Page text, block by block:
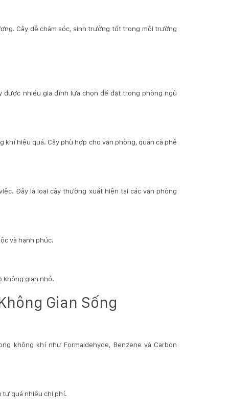
Cây dễ chăm sóc, sinh trưởng tốt trong môi trường
được nhiều gia đình lựa chọn để đặt trong phòng ngủ
khí hiệu quả. Cây phù hợp cho văn phòng, quán cà phê
Đây là loại cây thường xuất hiện tại các văn phòng
và hạnh phúc.
không gian nhỏ.
Gian Sống
không khí như Formaldehyde, Benzene và Carbon
tư quá nhiều chi phí.